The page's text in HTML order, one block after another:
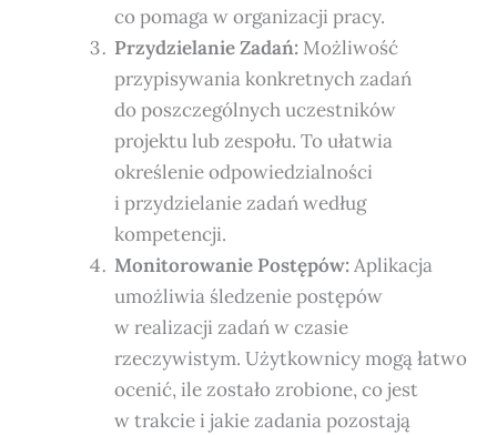
co pomaga w organizacji pracy.
Przydzielanie Zadań: Możliwość
przypisywania konkretnych zadań
do poszczególnych uczestników
projektu lub zespołu. To ułatwia
określenie odpowiedzialności
i przydzielanie zadań według
kompetencji.
Monitorowanie Postępów: Aplikacja
umożliwia śledzenie postępów
w realizacji zadań w czasie
rzeczywistym. Użytkownicy mogą łatwo
ocenić, ile zostało zrobione, co jest
w trakcie i jakie zadania pozostają